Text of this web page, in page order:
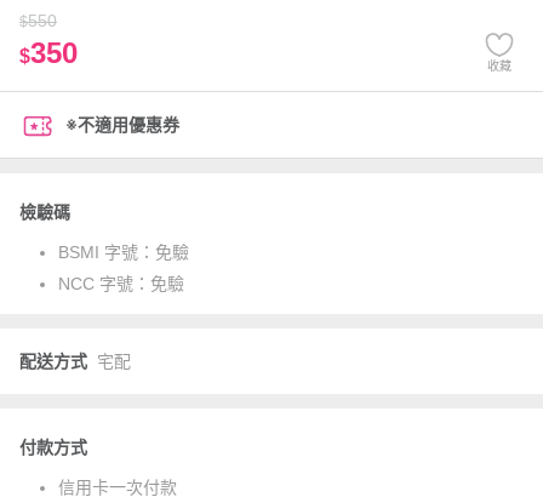
$550
$350 收藏
※不適用優惠券
檢驗碼
BSMI 字號： 免驗
NCC 字號： 免驗
配送方式 宅配
付款方式
信用卡一次付款